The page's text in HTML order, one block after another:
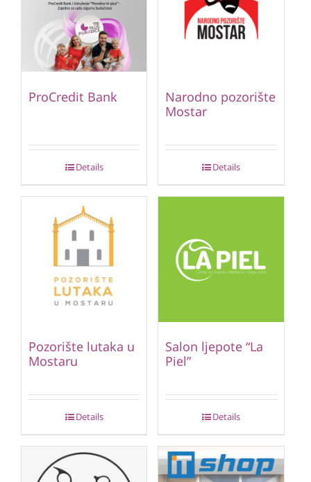
ProCredit Bank
Details
Narodno pozorište
Mostar
Details
Pozorište lutaka u
Mostaru
Details
Salon ljepote “La
Piel”
Details